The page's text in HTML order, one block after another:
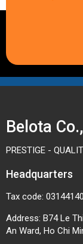
Belota
PRESTIGE -
Headquarters
Tax code:
Address: B74 Le
An Ward, Ho Chi